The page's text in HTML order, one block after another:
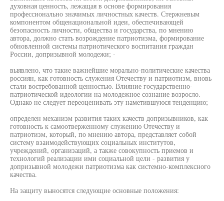
духовная ценность, лежащая в основе формирования
профессионально значимых личностных качеств. Стержневым
компонентом общенациональной идеи, обеспечивающей
безопасность личности, общества и государства, по мнению
автора, должно стать возрождение патриотизма, формирование
обновленной системы патриотического воспитания граждан
России, допризывной молодежи; -
выявлено, что такие важнейшие морально-политические качества
россиян, как готовность служения Отечеству и патриотизм, вновь
стали востребованной ценностью. Влияние государственно-
патриотической идеологии на молодежное сознание возросло.
Однако не следует переоценивать эту наметившуюся тенденцию;
определен механизм развития таких качеств допризывников, как
готовность к самоотверженному служению Отечеству и
патриотизм, который, по мнению автора, представляет собой
систему взаимодействующих социальных институтов,
учреждений, организаций, а также совокупность приемов и
технологий реализации ими социальной цели - развития у
допризывной молодежи патриотизма как системно-комплексного
качества.
На защиту выносятся следующие основные положения: